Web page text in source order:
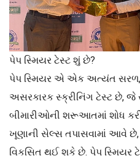
પેપ સ્મિયર ટેસ્ટ શું છે?
પેપ સ્મિયર એ એક અત્યંત
અસરકારક સ્ક્રીનિંગ ટેસ્ટ છે, જે
બીમારીઓની શરૂઆતમાં શોધ
ખૂણાની સેલ્સ તપાસવામાં આવે છે,
વિકસિત થઈ શકે છે. પેપ સ્મિયર